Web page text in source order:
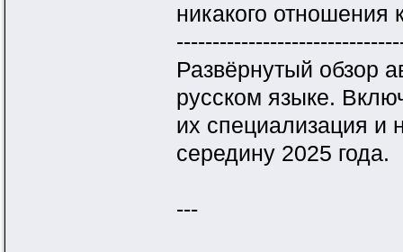
никакого
Развёрнутый обзор
русском языке.
их специализация и
середину 2025 года.
---